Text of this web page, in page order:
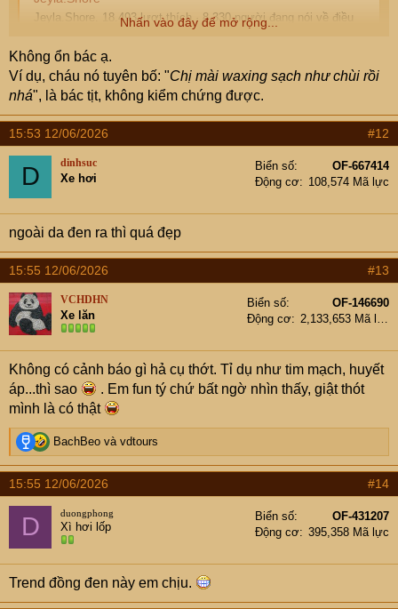
Jeyla.Shore. 18.493 lượt thích · 8.330 người đang nói về điều
này. ✨ brand ambassador aceaispark.com ✨ delulu style bestie
who actually pulls it off ✨ 22 • thrift queen • making trends
wearable IRL 🖤
www.facebook.com
Nhấn vào đây để mở rộng...
Không ổn bác ạ.
Ví dụ, cháu nó tuyên bố: "Chị mài waxing sạch như chùi rồi
nhá", là bác tịt, không kiểm chứng được.
15:53 12/06/2026 #12
D dinhsuc
Xe hơi
Biển số
OF-667414
Động cơ
108,574 Mã lực
ngoài da đen ra thì quá đẹp
15:55 12/06/2026 #13
VCHDHN
Xe lăn
Biển số
OF-146690
Động cơ
Không có cảnh báo gì hả cụ thớt. Tỉ dụ như tim mạch, huyết
áp...thì sao
. Em fun tý chứ bất ngờ nhìn thấy, giật thót
mình là có thật
R
e
a
c
s
:
BachBeo và vdtours
15:55 12/06/2026 #14
D duongphong
Xì hơi lốp
Biển số
OF-431207
Động cơ
395,358 Mã lực
Trend đồng đen này em chịu.